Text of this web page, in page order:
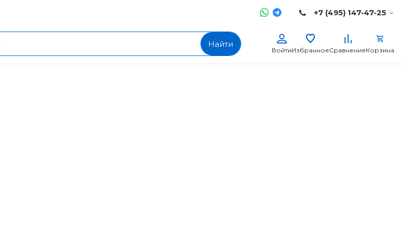
+7 (495) 147-47-25
Найти
ВойтиИзбранноеСравнениеКорзина